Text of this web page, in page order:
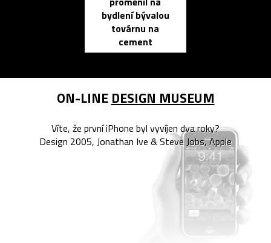
bydlení bývalou
továrnu na
cement
ON-LINE DESIGN MUSEUM
Víte, že první iPhone byl vyvíjen dva roky?
Design 2005, Jonathan Ive & Steve Jobs, Apple